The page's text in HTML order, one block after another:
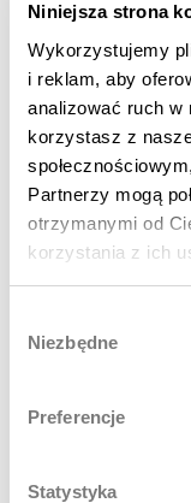
Niniejsza strona
Wykorzystujemy
i reklam, aby
analizować ruch w
korzystasz z
Partnerzy mogą
otrzymanymi od
korzystania z ich
zgody
Niezbędne
Preferencje
Statystyka
Website
werden für
7
Der Betreiber
Website-
Inc., mit Sitz
keine
dieses
Verwendung
Nutzers.